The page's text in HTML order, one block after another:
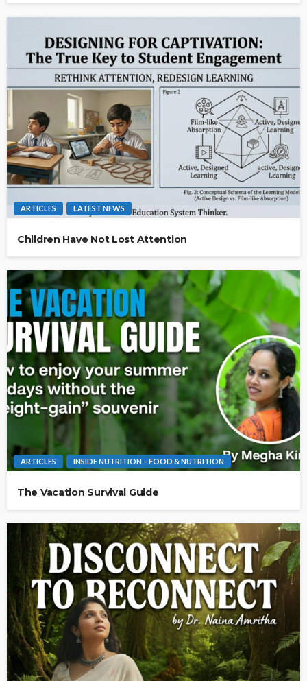
ARTICLES LATEST NEWS
Children Have Not Lost Attention
ARTICLES INSIDE NUTRITION – FOOD & NUTRITION
The Vacation Survival Guide